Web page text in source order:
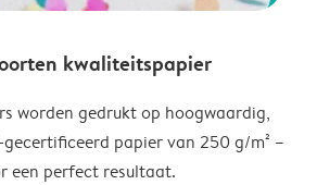
kwaliteitspapier
worden gedrukt op hoogwaardig,
gecertificeerd papier van 250 g/m² –
een perfect resultaat.